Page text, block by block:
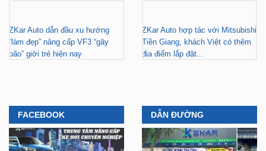
ZKar Auto dẫn đầu xu hướng
“làm đẹp” nâng cấp VF3 “gây
bão” giới trẻ hiện nay
ZKar Auto hợp tác với Mitsubishi
Tiền Giang, khách Việt có thêm
địa điểm lắp đặt...
FACEBOOK DẪN ĐƯỜNG